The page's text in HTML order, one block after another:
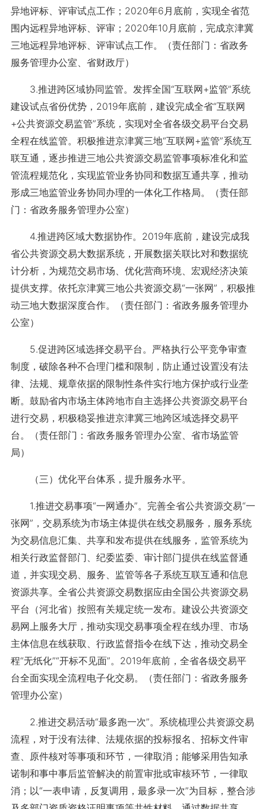
异地评标、评审试点工作；2020年6月底前，实现全省范
围内远程异地评标、评审；2020年10月底前，完成京津冀
三地远程异地评标、评审试点工作。（责任部门：省政务
服务管理办公室、省财政厅）
3.推进跨区域协同监管。发挥全国“互联网+监管”系统
建设试点省份优势，2019年底前，建设完成全省“互联网
+公共资源交易监管”系统，实现对全省各级交易平台交易
全程在线监管。积极推进京津冀三地“互联网+监管”系统互
联互通，逐步推进三地公共资源交易监管事项标准化和监
管流程规范化，实现监管业务协同和数据互通共享，推动
形成三地监管业务协同办理的一体化工作格局。（责任部
门：省政务服务管理办公室）
4.推进跨区域大数据协作。2019年底前，建设完成我
省公共资源交易大数据系统，开展数据关联比对和数据统
计分析，为规范交易市场、优化营商环境、宏观经济决策
提供支撑。依托京津冀三地公共资源交易“一张网”，积极推
动三地大数据深度合作。（责任部门：省政务服务管理办
公室）
5.促进跨区域选择交易平台。严格执行公平竞争审查
制度，破除各种不合理门槛和限制，防止通过设置没有法
律、法规、规章依据的限制性条件实行地方保护或行业垄
断。鼓励省内市场主体跨地市自主选择公共资源交易平台
进行交易，积极稳妥推进京津冀三地跨区域选择交易平
台。（责任部门：省政务服务管理办公室、省市场监管
局）
（三）优化平台体系，提升服务水平。
1.推进交易事项“一网通办”。完善全省公共资源交易“一
张网”，交易系统为市场主体提供在线交易服务，服务系统
为交易信息汇集、共享和发布提供在线服务，监管系统为
相关行政监督部门、纪委监委、审计部门提供在线监督通
道，并实现交易、服务、监管等各子系统互联互通和信息
资源共享。全省公共资源交易数据应由全国公共资源交易
平台（河北省）按照有关规定统一发布。建设公共资源交
易网上服务大厅，推动实现交易事项全程在线办理、市场
主体信息在线获取、行政监督指令在线下达，推动交易全
程“无纸化”“开标不见面”。2019年底前，全省各级交易平
台全面实现全流程电子化交易。（责任部门：省政务服务
管理办公室）
2.推进交易活动“最多跑一次”。系统梳理公共资源交易
流程，对于没有法律、法规依据的投标报名、招标文件审
查、原件核对等事项和环节，一律取消；能够采用告知承
诺制和事中事后监管解决的前置审批或审核环节，一律取
消；以“一表申请，反复调用，最多录一次”为目标，整合涉